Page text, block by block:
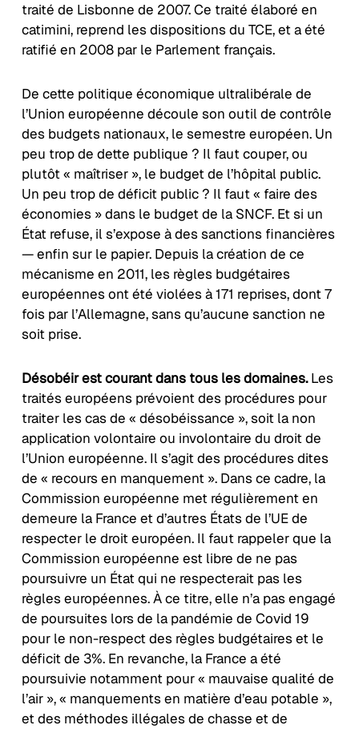
traité de Lisbonne de 2007. Ce traité élaboré en
catimini, reprend les dispositions du TCE, et a été
ratifié en 2008 par le Parlement français.
De cette politique économique ultralibérale de
l’Union européenne découle son outil de contrôle
des budgets nationaux, le semestre européen. Un
peu trop de dette publique ? Il faut couper, ou
plutôt « maîtriser », le budget de l’hôpital public.
Un peu trop de déficit public ? Il faut « faire des
économies » dans le budget de la SNCF. Et si un
État refuse, il s’expose à des sanctions financières
— enfin sur le papier. Depuis la création de ce
mécanisme en 2011, les règles budgétaires
européennes ont été violées à 171 reprises, dont 7
fois par l’Allemagne, sans qu’aucune sanction ne
soit prise.
Désobéir est courant dans tous les domaines.Les
traités européens prévoient des procédures pour
traiter les cas de « désobéissance », soit la non
application volontaire ou involontaire du droit de
l’Union européenne. Il s’agit des procédures dites
de « recours en manquement ». Dans ce cadre, la
Commission européenne met régulièrement en
demeure la France et d’autres États de l’UE de
respecter le droit européen. Il faut rappeler que la
Commission européenne est libre de ne pas
poursuivre un État qui ne respecterait pas les
règles européennes. À ce titre, elle n’a pas engagé
de poursuites lors de la pandémie de Covid 19
pour le non-respect des règles budgétaires et le
déficit de 3%. En revanche, la France a été
poursuivie notamment pour « mauvaise qualité de
l’air », « manquements en matière d’eau potable »,
et des méthodes illégales de chasse et de